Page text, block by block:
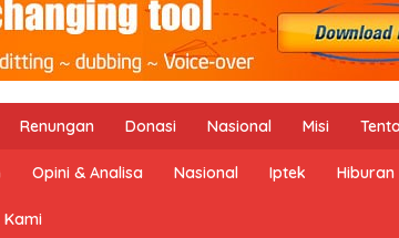
Renungan Donasi Nasional Misi
Opini & Analisa Nasional Iptek Hiburan
Kami